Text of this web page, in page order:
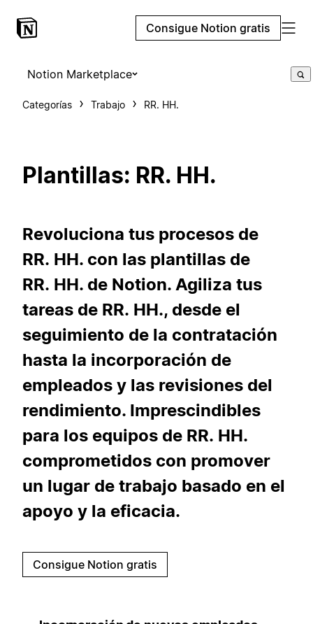
Consigue Notion gratis
Notion Marketplace
Categorías Trabajo RR. HH.
Plantillas: RR. HH.
Revoluciona tus procesos de
RR. HH. con las plantillas de
RR. HH. de Notion. Agiliza tus
tareas de RR. HH., desde el
seguimiento de la contratación
hasta la incorporación de
empleados y las revisiones del
rendimiento. Imprescindibles
para los equipos de RR. HH.
comprometidos con promover
un lugar de trabajo basado en el
apoyo y la eficacia.
Consigue Notion gratis